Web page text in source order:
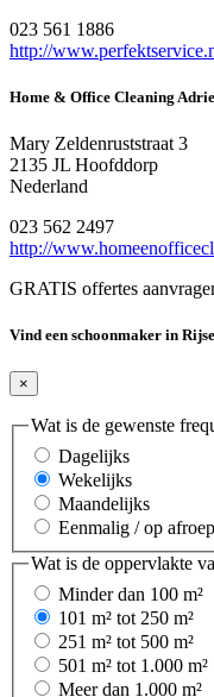
023 561 1886
http://
Home & Office Cleaning Adrie
Mary Zeldenruststraat 3
2135 JL Hoofddorp
Nederland
023 562 2497
http://
GRATIS offertes
Vind een schoonmaker in
×
Wat is de gewenste
Dagelijks
Wekelijks
Maandelijks
Eenmalig / op afroep
Wat is de oppervlakte
Minder dan 100 m²
101 m² tot 250 m²
251 m² tot 500 m²
501 m² tot 1.000 m²
Meer dan 1.000 m²